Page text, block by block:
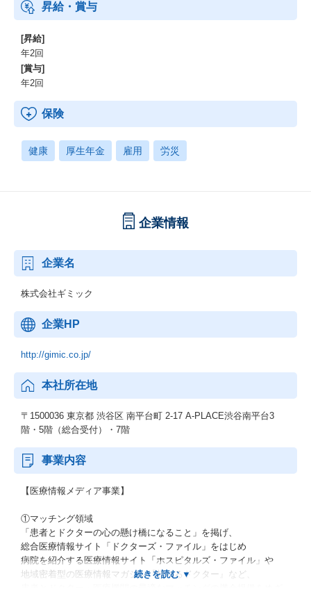
昇給・賞与
[昇給]
年2回
[賞与]
年2回
保険
健康 厚生年金 雇用 労災
企業情報
企業名
株式会社ギミック
企業HP
http://gimic.co.jp/
本社所在地
〒1500036 東京都 渋谷区 南平台町 2-17 A-PLACE渋谷南平台3
階・5階（総合受付）・7階
事業内容
【医療情報メディア事業】
①マッチング領域
「患者とドクターの心の懸け橋になること」を掲げ、
総合医療情報サイト「ドクターズ・ファイル」をはじめ
病院を紹介する医療情報サイト「ホスピタルズ・ファイル」や
地域密着型の医療情報マガジン『頼れるドクター』など、